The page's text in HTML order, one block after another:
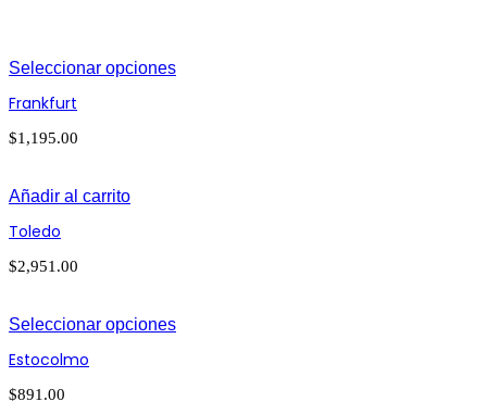
Seleccionar opciones
Frankfurt
$1,195.00
Añadir al carrito
Toledo
$2,951.00
Seleccionar opciones
Estocolmo
$891.00